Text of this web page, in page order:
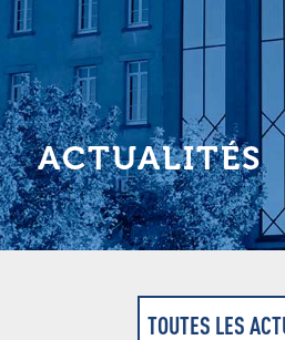
ACTUALITÉS
TOUTES LES